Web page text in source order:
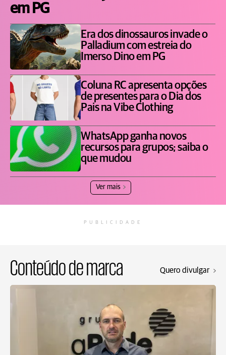
em PG
Era dos dinossauros invade o
Palladium com estreia do
Imerso Dino em PG
Coluna RC apresenta opções
de presentes para o Dia dos
Pais na Vibe Clothing
WhatsApp ganha novos
recursos para grupos; saiba o
que mudou
Ver mais
PUBLICIDADE
Conteúdo de marca Quero divulgar